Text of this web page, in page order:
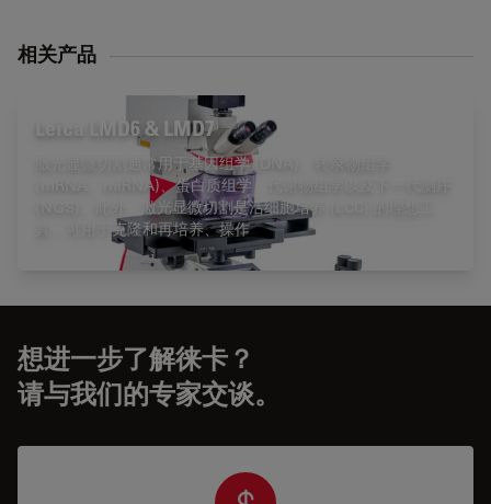
相关产品
Leica LMD6 & LMD7
激光显微切割通常用于基因组学 (DNA)、转录物组学
(mRNA、miRNA)、蛋白质组学、代谢物组学以及下一代测序
(NGS)。此外，激光显微切割是活细胞培养 (LCC) 的理想工
具，可用于克隆和再培养、操作
想进一步了解徕卡？
请与我们的专家交谈。